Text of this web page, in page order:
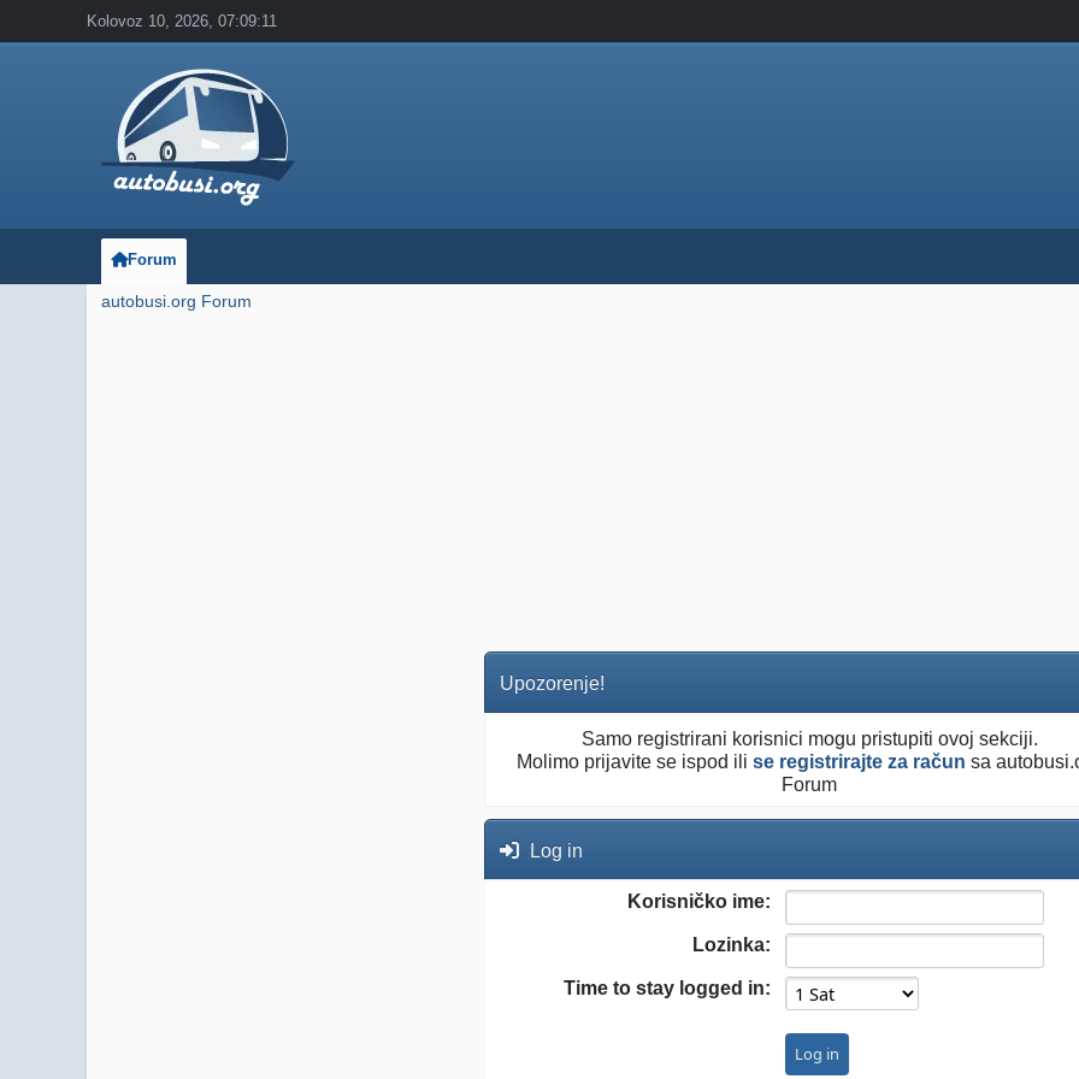
Kolovoz 10, 2026, 07:09:11
Forum
autobusi.org Forum
Upozorenje!
Samo registrirani korisnici mogu pristupiti ovoj sekciji.
Molimo prijavite se ispod ili se registrirajte za račun sa
Forum
Log in
Korisničko ime:
Lozinka:
Time to stay logged in: